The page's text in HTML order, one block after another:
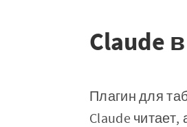
Claude
Плагин для
Claude